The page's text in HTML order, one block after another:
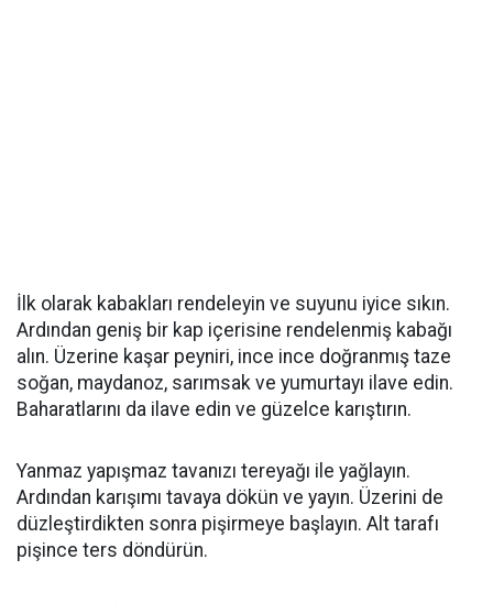
İlk olarak kabakları rendeleyin ve suyunu iyice sıkın.
Ardından geniş bir kap içerisine rendelenmiş kabağı
alın. Üzerine kaşar peyniri, ince ince doğranmış taze
soğan, maydanoz, sarımsak ve yumurtayı ilave edin.
Baharatlarını da ilave edin ve güzelce karıştırın.
Yanmaz yapışmaz tavanızı tereyağı ile yağlayın.
Ardından karışımı tavaya dökün ve yayın. Üzerini de
düzleştirdikten sonra pişirmeye başlayın. Alt tarafı
pişince ters döndürün.